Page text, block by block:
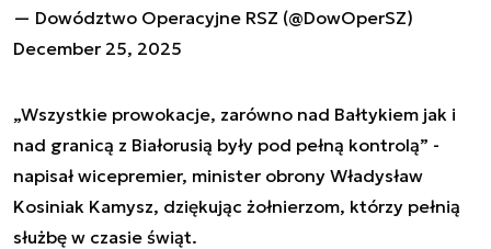
— Dowództwo Operacyjne RSZ (@DowOperSZ)
December 25, 2025
„Wszystkie prowokacje, zarówno nad Bałtykiem jak i
nad granicą z Białorusią były pod pełną kontrolą” -
napisał wicepremier, minister obrony Władysław
Kosiniak Kamysz, dziękując żołnierzom, którzy pełnią
służbę w czasie świąt.